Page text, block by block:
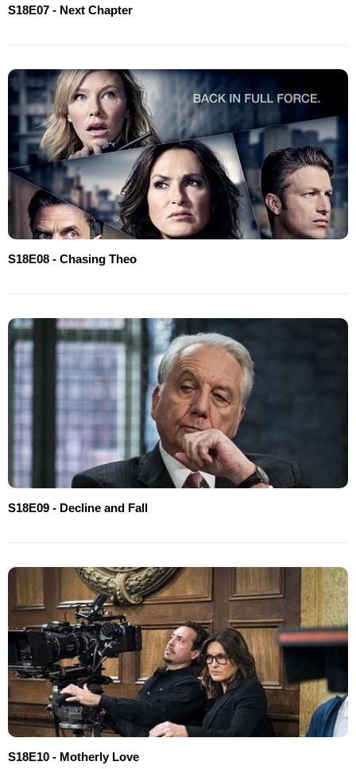
S18E07 - Next Chapter
S18E08 - Chasing Theo
S18E09 - Decline and Fall
S18E10 - Motherly Love